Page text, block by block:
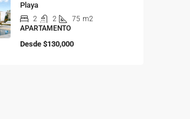
Playa
2 2 75 m2
APARTAMENTO
Desde $130,000